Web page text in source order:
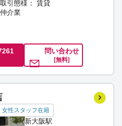
取引態様： 賃貸
仲介業
問い合わせ
[無料]
女性スタッフ在籍
新大阪駅